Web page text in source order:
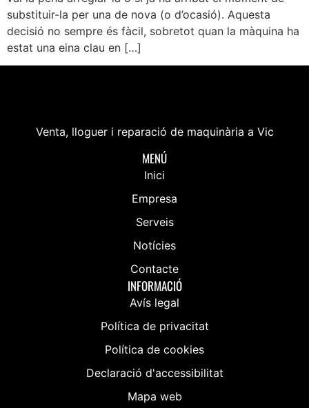
substituir-la per una de nova (o d’ocasió). Aquesta
decisió no sempre és fàcil, sobretot quan la màquina ha
estat una eina clau en […]
Venta, lloguer i reparació de maquinària a Vic
MENÚ
Inici
Empresa
Serveis
Notícies
Contacte
INFORMACIÓ
Avís legal
Política de privacitat
Política de cookies
Declaració d'accessibilitat
Mapa web